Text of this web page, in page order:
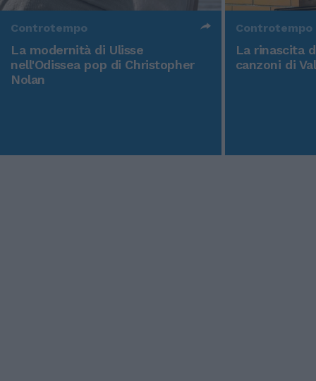
Controtempo
La modernità di Ulisse
nell'Odissea pop di Christopher
Nolan
Controtempo
La rinascita
canzoni di